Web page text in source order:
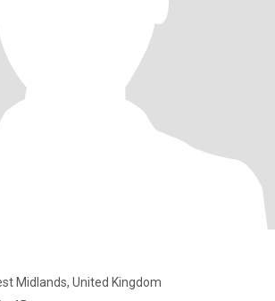
Midlands, United Kingdom